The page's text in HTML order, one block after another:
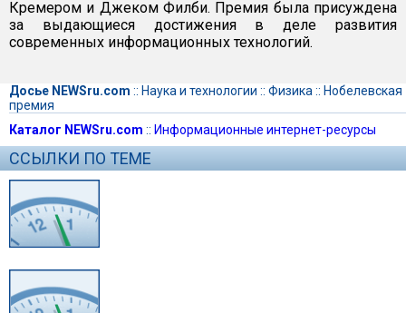
Кремером и Джеком Филби. Премия была присуждена
за выдающиеся достижения в деле развития
современных информационных технологий.
Досье NEWSru.com :: Наука и технологии :: Физика :: Нобелевская
премия
Каталог NEWSru.com :: Информационные интернет-ресурсы
ССЫЛКИ ПО ТЕМЕ